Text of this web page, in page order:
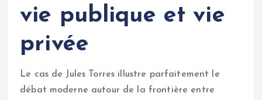
vie publique et vie
privée
Le cas de Jules Torres illustre parfaitement le
débat moderne autour de la frontière entre